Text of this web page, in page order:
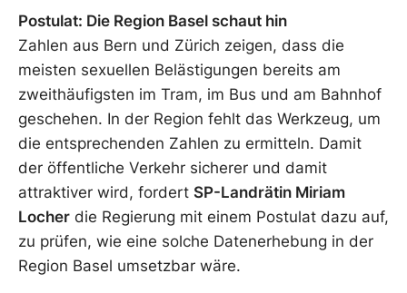
Postulat: Die Region Basel schaut hin
Zahlen aus Bern und Zürich zeigen, dass die
meisten sexuellen Belästigungen bereits am
zweithäufigsten im Tram, im Bus und am Bahnhof
geschehen. In der Region fehlt das Werkzeug, um
die entsprechenden Zahlen zu ermitteln. Damit
der öffentliche Verkehr sicherer und damit
attraktiver wird, fordert SP-Landrätin Miriam
Locher die Regierung mit einem Postulat dazu auf,
zu prüfen, wie eine solche Datenerhebung in der
Region Basel umsetzbar wäre.